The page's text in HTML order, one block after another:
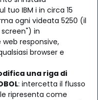
tuo IBM i in circa 15
ogni videata 5250 (il
in
responsive,
browser e
una riga di
: intercetta il flusso
ripresenta come